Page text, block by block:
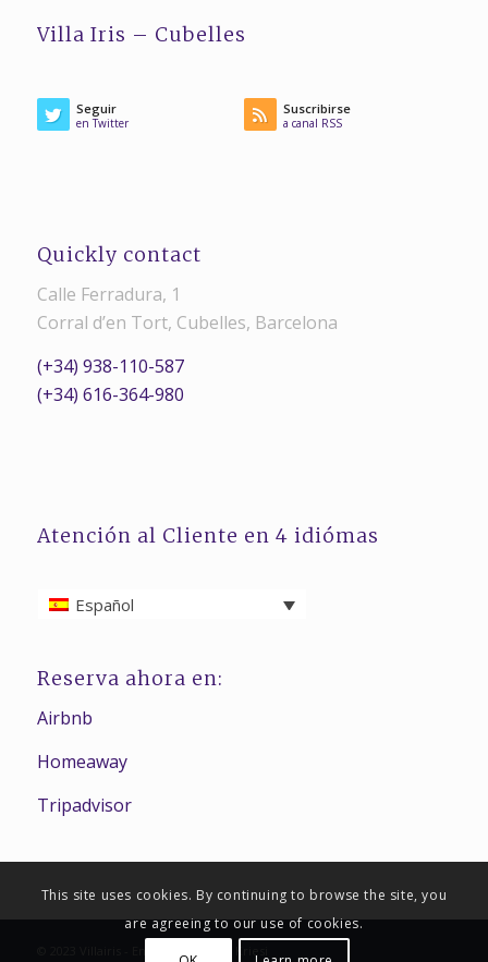
Villa Iris – Cubelles
Seguir
en Twitter
Suscribirse
a canal RSS
Quickly contact
Calle Ferradura, 1
Corral d’en Tort, Cubelles, Barcelona
(+34) 938-110-587
(+34) 616-364-980
Atención al Cliente en 4 idiómas
Español
Reserva ahora en:
Airbnb
Homeaway
Tripadvisor
This site uses cookies. By continuing to browse the site, you
are agreeing to our use of cookies.